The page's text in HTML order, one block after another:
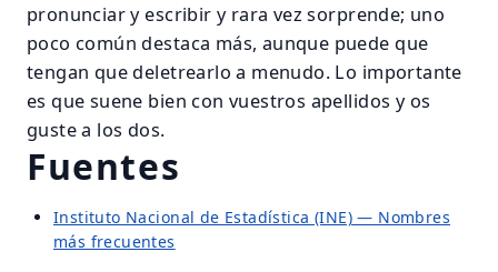
pronunciar y escribir y rara vez sorprende; uno
poco común destaca más, aunque puede que
tengan que deletrearlo a menudo. Lo importante
es que suene bien con vuestros apellidos y os
guste a los dos.
Fuentes
Instituto Nacional de Estadística (INE) — Nombres
más frecuentes